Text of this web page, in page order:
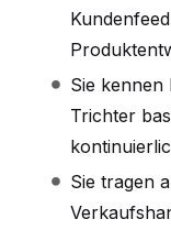
Sie
Trichter
Sie tragen